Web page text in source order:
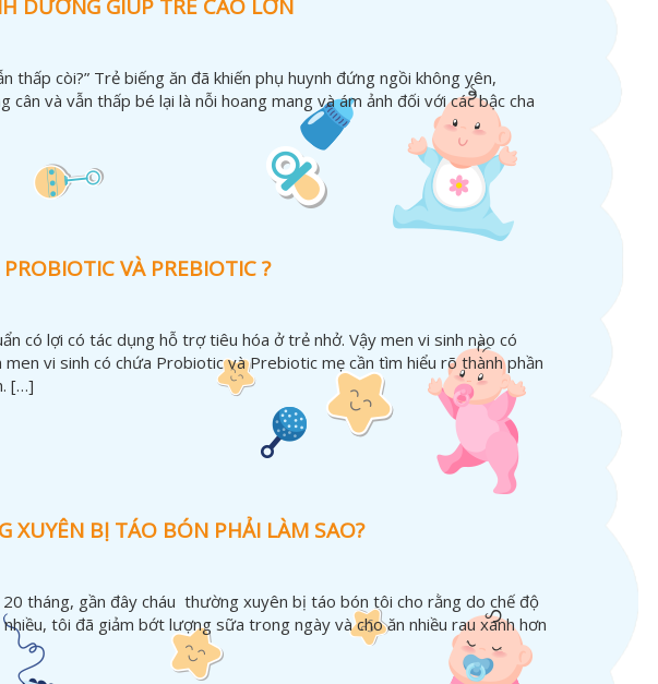
DƯỠNG GIÚP TRẺ CAO LỚN
thấp còi?” Trẻ biếng ăn đã khiến phụ huynh đứng ngồi không yên,
và vẫn thấp bé lại là nỗi hoang mang và ám ảnh đối với các bậc cha
VÀ PREBIOTIC ?
có lợi có tác dụng hỗ trợ tiêu hóa ở trẻ nhở. Vậy men vi sinh nào có
vi sinh có chứa Probiotic và Prebiotic mẹ cần tìm hiểu rõ thành phần
[…]
XUYÊN BỊ TÁO BÓN PHẢI LÀM SAO?
20 tháng, gần đây cháu thường xuyên bị táo bón tôi cho rằng do chế độ
tôi đã giảm bớt lượng sữa trong ngày và cho ăn nhiều rau xanh hơn